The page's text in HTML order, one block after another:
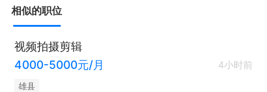
相似的职位
视频拍摄剪辑
4000-5000元/月
4小时前
雄县